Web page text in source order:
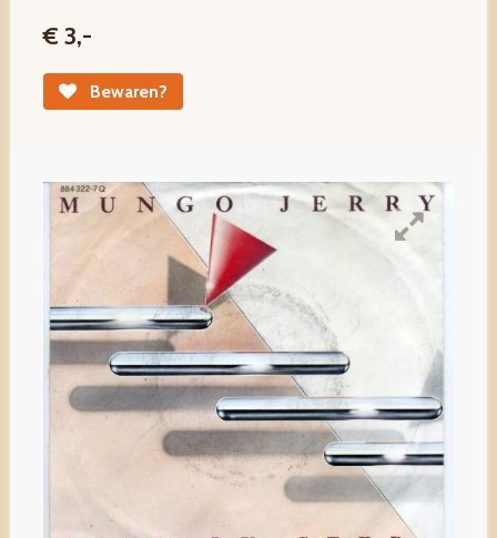
€ 3,-
Bewaren?